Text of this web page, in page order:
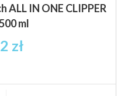
IN ONE CLIPPER
ml
zł